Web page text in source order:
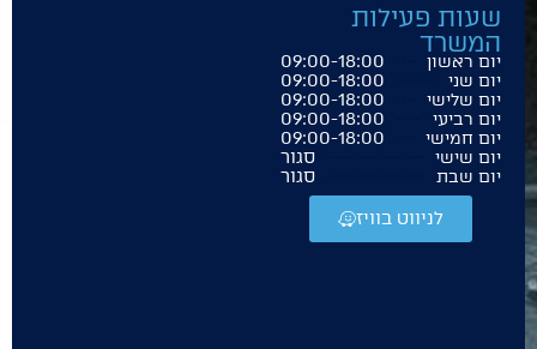
שעות פעילות
המשרד
יום ראשון 09:00-18:00
יום שני 09:00-18:00
יום שלישי 09:00-18:00
יום רביעי 09:00-18:00
יום חמישי 09:00-18:00
יום שישי סגור
יום שבת
סגור
לניווט בוויז